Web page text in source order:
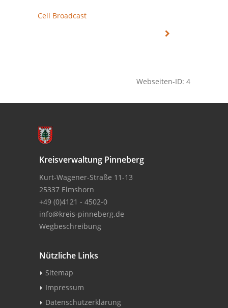
Cell Broadcast
Webseiten-ID: 4
Kreisverwaltung Pinneberg
Kurt-Wagener-Straße 11-13
25337 Elmshorn
+49 (0)4121 - 4502-0
info@kreis-pinneberg.de
Wegbeschreibung
Nützliche Links
Sitemap
Impressum
Datenschutzerklärung